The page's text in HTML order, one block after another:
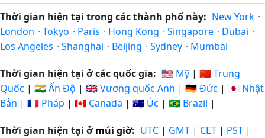
Thời gian hiện tại trong các thành phố này: New York ·
London · Tokyo · Paris · Hong Kong · Singapore · Dubai ·
Los Angeles · Shanghai · Beijing · Sydney · Mumbai
Thời gian hiện tại ở các quốc gia: 🇺🇸 Mỹ | 🇨🇳 Trung
Quốc | 🇮🇳 Ấn Độ | 🇬🇧 Vương quốc Anh | 🇩🇪 Đức | 🇯🇵 Nhật
Bản | 🇫🇷 Pháp | 🇨🇦 Canada | 🇦🇺 Úc | 🇧🇷 Brazil |
Thời gian hiện tại ởmúi giờ: UTC | GMT | CET | PST |